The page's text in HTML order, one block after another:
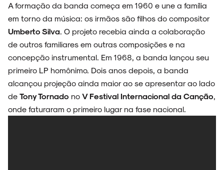
NOVIDADES
NOIZE RECORD CLUB
A formação da banda começa em 1960 e une a família
em torno da música: os irmãos são filhos do compositor
Umberto Silva. O projeto recebia ainda a colaboração
de outros familiares em outras composições e na
concepção instrumental. Em 1968, a banda lançou seu
primeiro LP homônimo. Dois anos depois, a banda
alcançou projeção ainda maior ao se apresentar ao lado
de Tony Tornado no V Festival Internacional da Canção,
onde faturaram o primeiro lugar na fase nacional.